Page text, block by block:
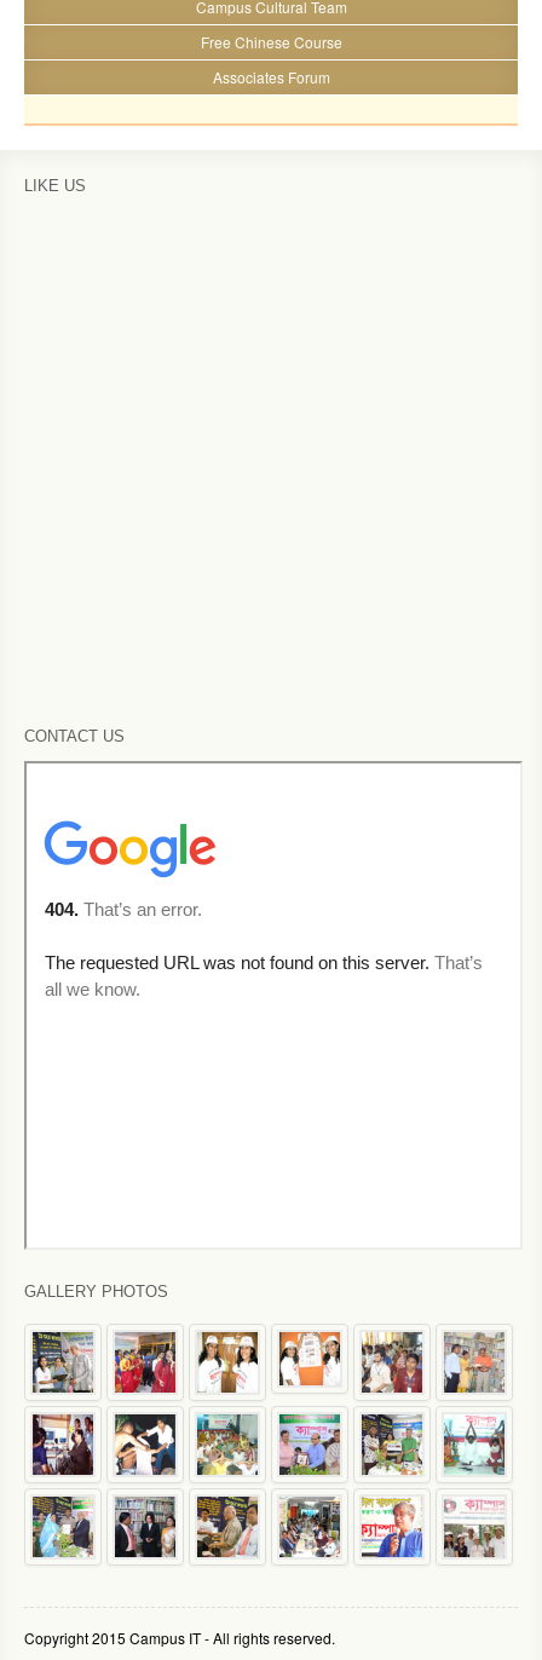
Campus Cultural Team
Free Chinese Course
Associates Forum
LIKE US
CONTACT US
GALLERY PHOTOS
Copyright 2015 Campus IT - All rights reserved.